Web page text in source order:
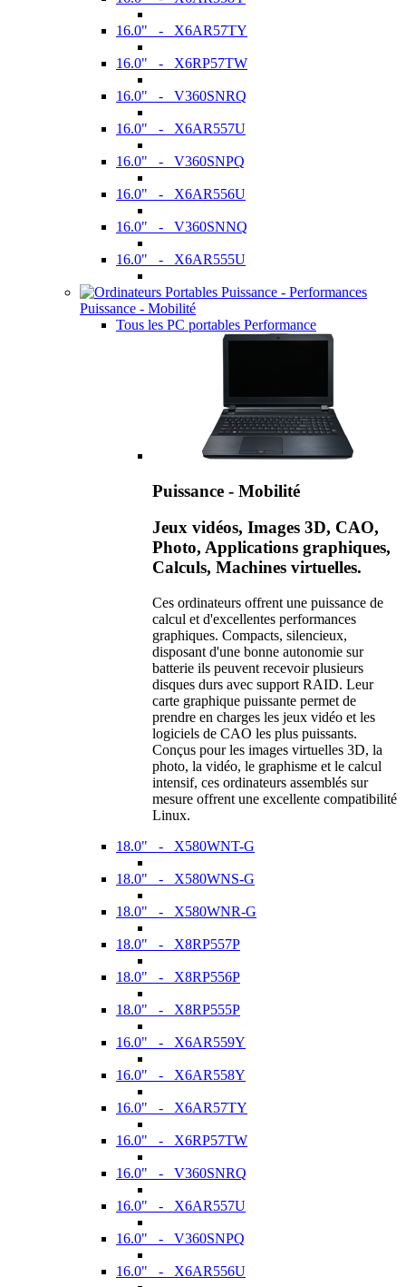
16.0" - X6AR57TY
16.0" - X6RP57TW
16.0" - V360SNRQ
16.0" - X6AR557U
16.0" - V360SNPQ
16.0" - X6AR556U
16.0" - V360SNNQ
16.0" - X6AR555U
Puissance - Mobilité
Tous les PC portables Performance
Puissance - Mobilité
Jeux vidéos, Images 3D, CAO,
Photo, Applications graphiques,
Calculs, Machines virtuelles.
Ces ordinateurs offrent une puissance de
calcul et d'excellentes performances
graphiques. Compacts, silencieux,
disposant d'une bonne autonomie sur
batterie ils peuvent recevoir plusieurs
disques durs avec support RAID. Leur
carte graphique puissante permet de
prendre en charges les jeux vidéo et les
logiciels de CAO les plus puissants.
Conçus pour les images virtuelles 3D, la
photo, la vidéo, le graphisme et le calcul
intensif, ces ordinateurs assemblés sur
mesure offrent une excellente compatibilité
Linux.
18.0" - X580WNT-G
18.0" - X580WNS-G
18.0" - X580WNR-G
18.0" - X8RP557P
18.0" - X8RP556P
18.0" - X8RP555P
16.0" - X6AR559Y
16.0" - X6AR558Y
16.0" - X6AR57TY
16.0" - X6RP57TW
16.0" - V360SNRQ
16.0" - X6AR557U
16.0" - V360SNPQ
16.0" - X6AR556U